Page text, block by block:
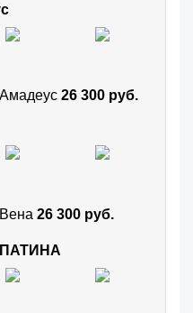
26 300 руб.
26 300 руб.